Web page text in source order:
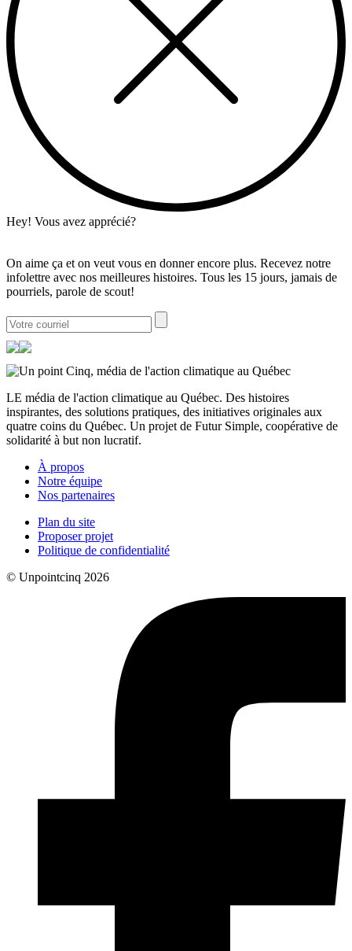
Hey! Vous avez apprécié?
On aime ça et on veut vous en donner encore plus. Recevez notre
infolettre avec nos meilleures histoires. Tous les 15 jours, jamais de
pourriels, parole de scout!
LE média de l'action climatique au Québec. Des histoires
inspirantes, des solutions pratiques, des initiatives originales aux
quatre coins du Québec. Un projet de Futur Simple, coopérative de
solidarité à but non lucratif.
À propos
Notre équipe
Nos partenaires
Plan du site
Proposer projet
Politique de confidentialité
© Unpointcinq 2026